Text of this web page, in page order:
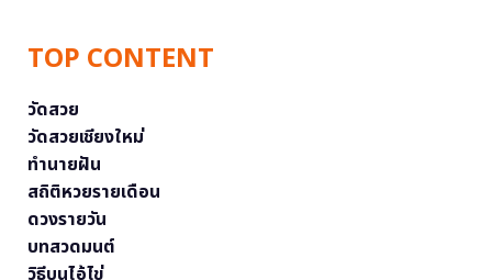
TOP CONTENT
วัดสวย
วัดสวยเชียงใหม่
ทำนายฝัน
สถิติหวยรายเดือน
ดวงรายวัน
บทสวดมนต์
วิธีบนไอ้ไข่